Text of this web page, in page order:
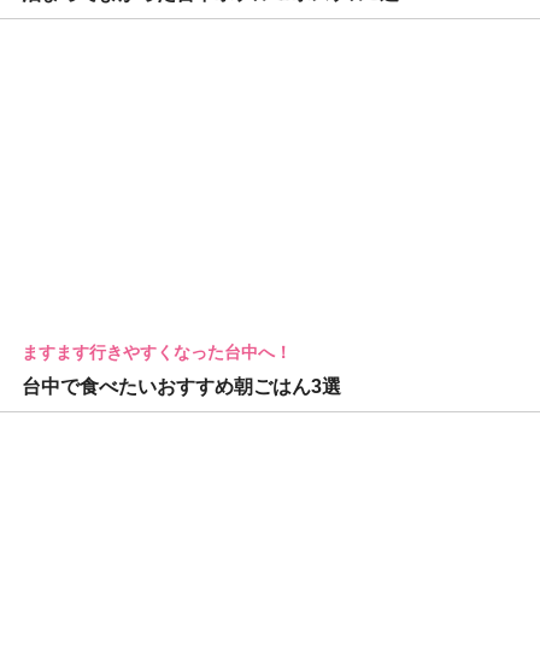
ますます行きやすくなった台中へ！
台中で食べたいおすすめ朝ごはん3選